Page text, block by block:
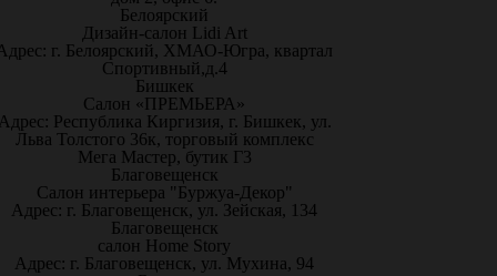
Белоярский
Дизайн-салон Lidi Art
г. Белоярский, ХМАО-Югра, квартал
Спортивный,д.4
Бишкек
Салон «ПРЕМЬЕРА»
Республика Киргизия, г. Бишкек, ул.
Льва Толстого 36к, торговый комплекс
Мега Мастер, бутик Г3
Благовещенск
Салон интерьера "Буржуа-Декор"
Адрес: г. Благовещенск, ул. Зейская, 134
Благовещенск
салон Home Story
Адрес: г. Благовещенск, ул. Мухина, 94